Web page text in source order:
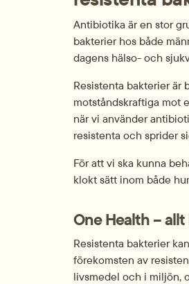
Antibiotika är en stor
bakterier hos både
dagens hälso- och
Resistenta bakterier är
motståndskraftiga mot
när vi använder
resistenta och sprider
För att vi ska kunna
klokt sätt inom både
One Health –
Resistenta bakterier
förekomsten av
livsmedel och i miljön,